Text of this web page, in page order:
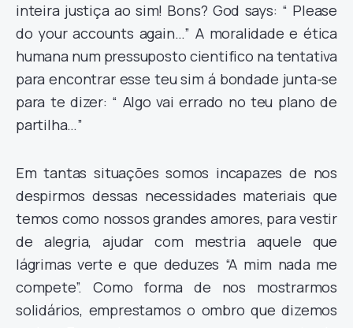
inteira justiça ao sim! Bons? God says: “ Please
do your accounts again…” A moralidade e ética
humana num pressuposto cientifico na tentativa
para encontrar esse teu sim á bondade junta-se
para te dizer: “ Algo vai errado no teu plano de
partilha…”
Em tantas situações somos incapazes de nos
despirmos dessas necessidades materiais que
temos como nossos grandes amores, para vestir
de alegria, ajudar com mestria aquele que
lágrimas verte e que deduzes “A mim nada me
compete”. Como forma de nos mostrarmos
solidários, emprestamos o ombro que dizemos